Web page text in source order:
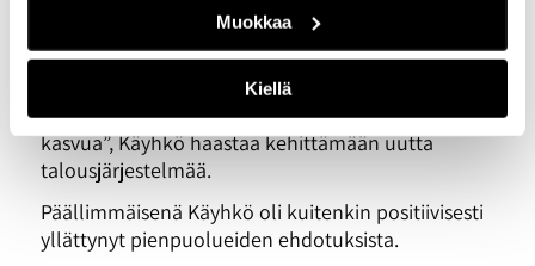
Muokkaa
Kiellä
jatkuvan kasvun taloudesta.
”On totta, että nykyinen jatkuvan talouskasvun
malli ei ole kestävä. Mutta kaikki taloustieteilijät
sanovat, ettemme tunne maailmaa, jossa ei olisi
kasvua”, Käyhkö haastaa kehittämään uutta
talousjärjestelmää.
Päällimmäisenä Käyhkö oli kuitenkin positiivisesti
yllättynyt pienpuolueiden ehdotuksista.